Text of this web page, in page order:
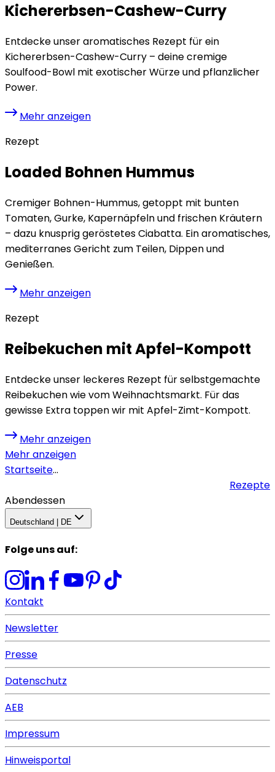
Kichererbsen-Cashew-Curry
Entdecke unser aromatisches Rezept für ein
Kichererbsen-Cashew-Curry – deine cremige
Soulfood-Bowl mit exotischer Würze und pflanzlicher
Power.
Mehr anzeigen
Rezept
Loaded Bohnen Hummus
Cremiger Bohnen-Hummus, getoppt mit bunten
Tomaten, Gurke, Kapernäpfeln und frischen Kräutern
– dazu knusprig geröstetes Ciabatta. Ein aromatisches,
mediterranes Gericht zum Teilen, Dippen und
Genießen.
Mehr anzeigen
Rezept
Reibekuchen mit Apfel-Kompott
Entdecke unser leckeres Rezept für selbstgemachte
Reibekuchen wie vom Weihnachtsmarkt. Für das
gewisse Extra toppen wir mit Apfel-Zimt-Kompott.
Mehr anzeigen
Mehr anzeigen
Startseite...
Rezepte
Abendessen
Deutschland | DE
Folge uns auf:
Kontakt
Newsletter
Presse
Datenschutz
AEB
Impressum
Hinweisportal